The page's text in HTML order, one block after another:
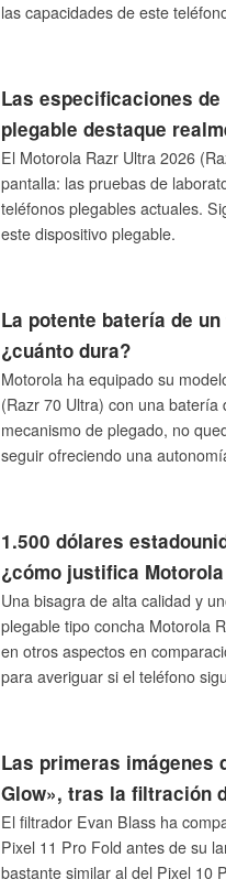
las capacidades de este
Las especificaciones
plegable destaque
El Motorola Razr Ultra 2026
pantalla: las pruebas de
teléfonos plegables actuales.
este dispositivo plegable.
La potente batería de
¿cuánto dura?
Motorola ha equipado su
(Razr 70 Ultra) con una
mecanismo de plegado, no
seguir ofreciendo una
1.500 dólares
¿cómo justifica
Una bisagra de alta calidad y
plegable tipo concha Motorola
en otros aspectos en
para averiguar si el teléfono
Las primeras imágenes
Glow», tras la filtración
El filtrador Evan Blass ha
Pixel 11 Pro Fold antes de su
bastante similar al del Pixel 10